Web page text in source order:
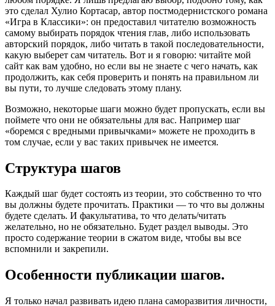
это сделал Хулио Кортасар, автор постмодернистского романа
«Игра в Классики»: он предоставил читателю возможность
самому выбирать порядок чтения глав, либо использовать
авторский порядок, либо читать в такой последовательности,
какую выберет сам читатель. Вот и я говорю: читайте мой
сайт как вам удобно, но если вы не знаете с чего начать, как
продолжить, как себя проверить и понять на правильном ли
вы пути, то лучше следовать этому плану.
Возможно, некоторые шаги можно будет пропускать, если вы
поймете что они не обязательны для вас. Например шаг
«боремся с вредными привычками» можете не проходить в
том случае, если у вас таких привычек не имеется.
Структура шагов
Каждый шаг будет состоять из теории, это собственно то что
вы должны будете прочитать. Практики — то что вы должны
будете сделать. И факультатива, то что делать/читать
желательно, но не обязательно. Будет раздел выводы. Это
просто содержание теории в сжатом виде, чтобы вы все
вспомнили и закрепили.
Особенности публикации шагов.
Я только начал развивать идею плана саморазвития личности,